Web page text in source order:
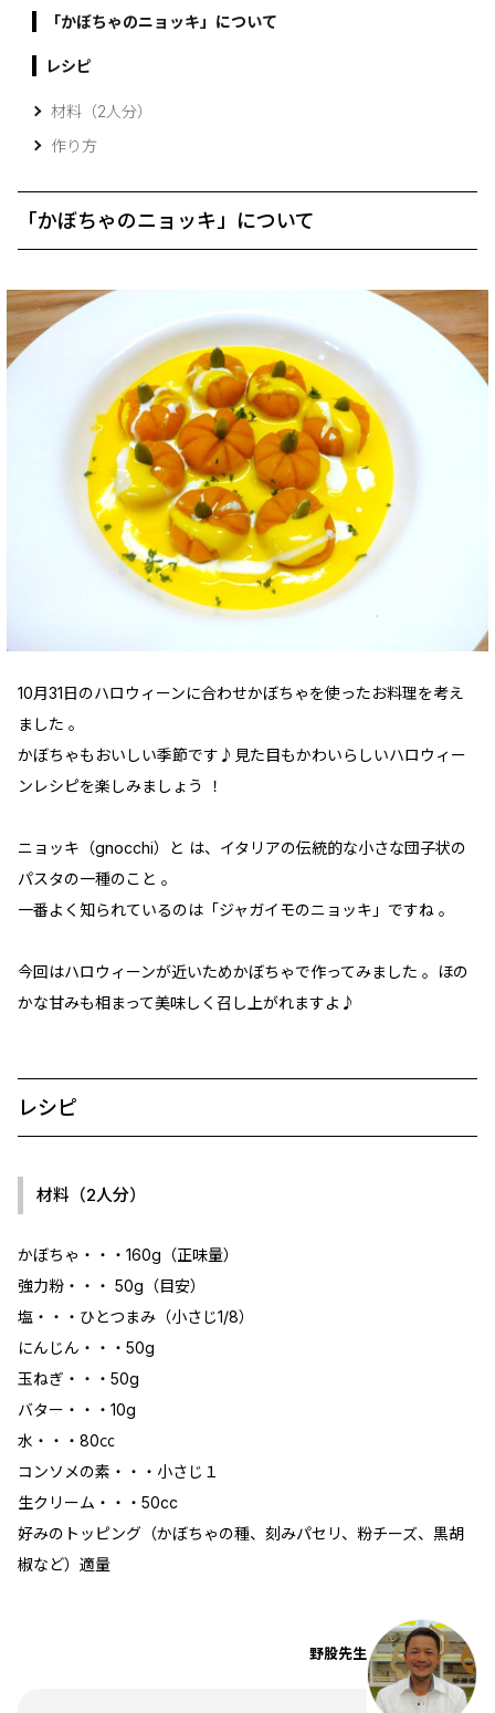
「かぼちゃのニョッキ」について
レシピ
材料（2人分）
作り方
「かぼちゃのニョッキ」について
10月31日のハロウィーンに合わせかぼちゃを使ったお料理を考え
ました 。
かぼちゃもおいしい季節です♪見た目もかわいらしいハロウィー
ンレシピを楽しみましょう ！
ニョッキ（gnocchi）と は、イタリアの伝統的な小さな団子状の
パスタの一種のこと 。
一番よく知られているのは「ジャガイモのニョッキ」ですね 。
今回はハロウィーンが近いためかぼちゃで作ってみました 。ほの
かな甘みも相まって美味しく召し上がれますよ♪
レシピ
材料（2人分）
かぼちゃ・・・160g（正味量）
強力粉・・・ 50g（目安）
塩・・・ひとつまみ（小さじ1/8）
にんじん・・・50g
玉ねぎ・・・50g
バター・・・10g
水・・・80㏄
コンソメの素・・・小さじ１
生クリーム・・・50cc
好みのトッピング（かぼちゃの種、刻みパセリ、粉チーズ、黒胡
椒など）適量
野股先生